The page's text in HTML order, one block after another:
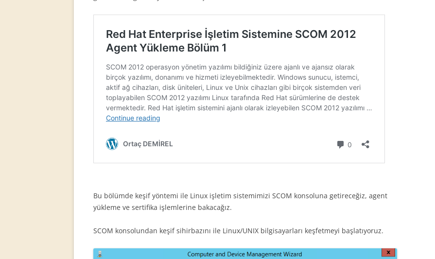
Bu bölümde keşif yöntemi ile Linux işletim sistemimizi SCOM konsoluna getireceğiz, agent
yükleme ve sertifika işlemlerine bakacağız.
SCOM konsolundan keşif sihirbazını ile Linux/UNIX bilgisayarları keşfetmeyi başlatıyoruz.